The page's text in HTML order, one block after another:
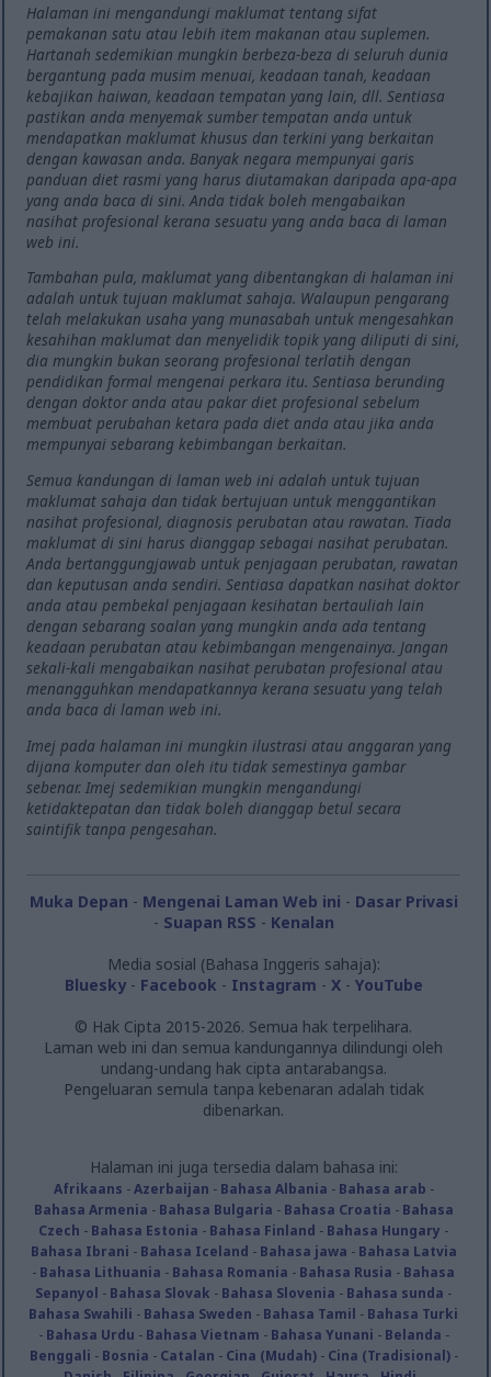
Halaman ini mengandungi maklumat tentang sifat
pemakanan satu atau lebih item makanan atau suplemen.
Hartanah sedemikian mungkin berbeza-beza di seluruh dunia
bergantung pada musim menuai, keadaan tanah, keadaan
kebajikan haiwan, keadaan tempatan yang lain, dll. Sentiasa
pastikan anda menyemak sumber tempatan anda untuk
mendapatkan maklumat khusus dan terkini yang berkaitan
dengan kawasan anda. Banyak negara mempunyai garis
panduan diet rasmi yang harus diutamakan daripada apa-apa
yang anda baca di sini. Anda tidak boleh mengabaikan
nasihat profesional kerana sesuatu yang anda baca di laman
web ini.
Tambahan pula, maklumat yang dibentangkan di halaman ini
adalah untuk tujuan maklumat sahaja. Walaupun pengarang
telah melakukan usaha yang munasabah untuk mengesahkan
kesahihan maklumat dan menyelidik topik yang diliputi di sini,
dia mungkin bukan seorang profesional terlatih dengan
pendidikan formal mengenai perkara itu. Sentiasa berunding
dengan doktor anda atau pakar diet profesional sebelum
membuat perubahan ketara pada diet anda atau jika anda
mempunyai sebarang kebimbangan berkaitan.
Semua kandungan di laman web ini adalah untuk tujuan
maklumat sahaja dan tidak bertujuan untuk menggantikan
nasihat profesional, diagnosis perubatan atau rawatan. Tiada
maklumat di sini harus dianggap sebagai nasihat perubatan.
Anda bertanggungjawab untuk penjagaan perubatan, rawatan
dan keputusan anda sendiri. Sentiasa dapatkan nasihat doktor
anda atau pembekal penjagaan kesihatan bertauliah lain
dengan sebarang soalan yang mungkin anda ada tentang
keadaan perubatan atau kebimbangan mengenainya. Jangan
sekali-kali mengabaikan nasihat perubatan profesional atau
menangguhkan mendapatkannya kerana sesuatu yang telah
anda baca di laman web ini.
Imej pada halaman ini mungkin ilustrasi atau anggaran yang
dijana komputer dan oleh itu tidak semestinya gambar
sebenar. Imej sedemikian mungkin mengandungi
ketidaktepatan dan tidak boleh dianggap betul secara
saintifik tanpa pengesahan.
Muka Depan - Mengenai Laman Web ini - Dasar Privasi
- Suapan RSS - Kenalan
Media sosial (Bahasa Inggeris sahaja):
Bluesky- Facebook - Instagram - X- YouTube
© Hak Cipta 2015-2026. Semua hak terpelihara.
Laman web ini dan semua kandungannya dilindungi oleh
undang-undang hak cipta antarabangsa.
Pengeluaran semula tanpa kebenaran adalah tidak
dibenarkan.
Halaman ini juga tersedia dalam bahasa ini:
Afrikaans -Azerbaijan - Bahasa Albania - Bahasa arab -
Bahasa Armenia - Bahasa Bulgaria - Bahasa Croatia - Bahasa
Czech - Bahasa Estonia - Bahasa Finland - Bahasa Hungary -
Bahasa Ibrani - Bahasa Iceland - Bahasa jawa - Bahasa Latvia
- Bahasa Lithuania - Bahasa Romania - Bahasa Rusia - Bahasa
Sepanyol - Bahasa Slovak - Bahasa Slovenia - Bahasa sunda -
Bahasa Swahili - Bahasa Sweden - Bahasa Tamil - Bahasa Turki
- Bahasa Urdu - Bahasa Vietnam - Bahasa Yunani - Belanda -
Benggali - Bosnia - Catalan - Cina (Mudah)- Cina (Tradisional)-